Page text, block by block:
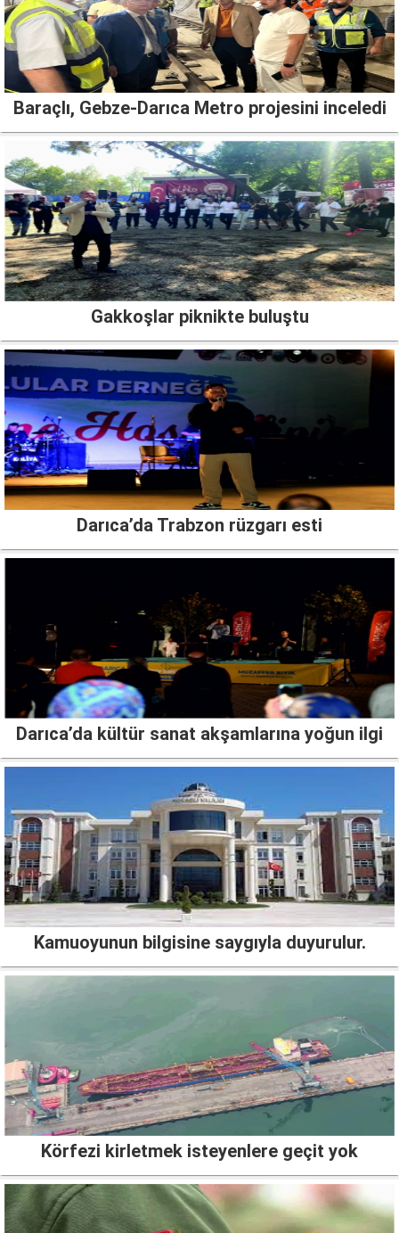
Baraçlı, Gebze-Darıca Metro projesini inceledi
Gakkoşlar piknikte buluştu
Darıca’da Trabzon rüzgarı esti
Darıca’da kültür sanat akşamlarına yoğun ilgi
Kamuoyunun bilgisine saygıyla duyurulur.
Körfezi kirletmek isteyenlere geçit yok